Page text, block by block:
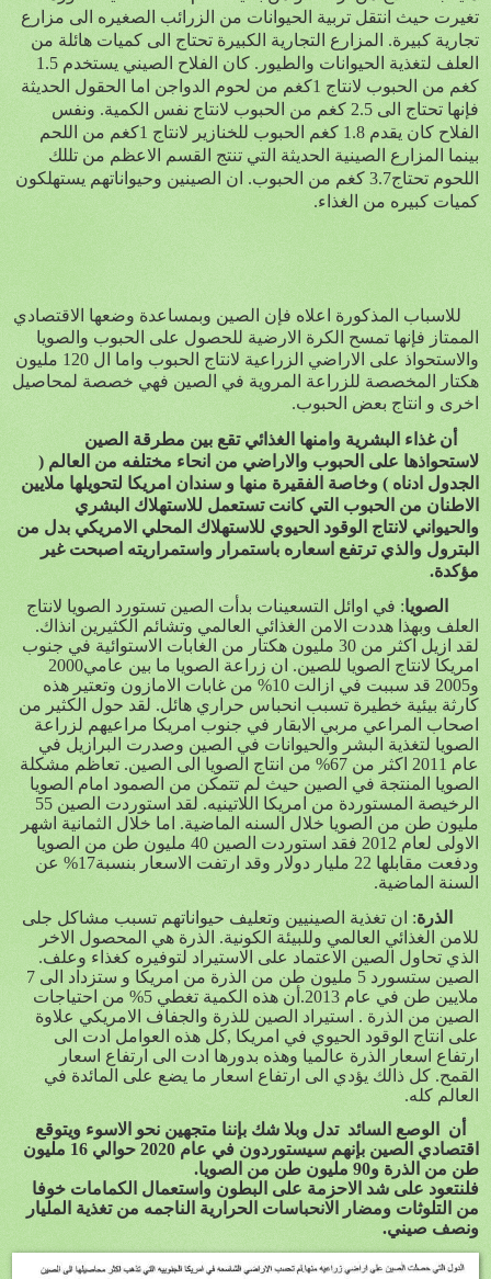
تغيرت حيث انتقل تربية الحيوانات من الزرائب الصغيره الى مزارع
تجارية كبيرة. المزارع التجارية الكبيرة تحتاج الى كميات هائلة من
العلف لتغذية الحيوانات والطيور. كان الفلاح الصيني يستخدم 1.5
كغم من الحبوب لانتاج 1كغم من لحوم الدواجن اما الحقول الحديثة
فإنها تحتاج الى 2.5 كغم من الحبوب لانتاج نفس الكمية. ونفس
الفلاح كان يقدم 1.8 كغم الحبوب للخنازير لانتاج 1كغم من اللحم
بينما المزارع الصينية الحديثة التي تنتج القسم الاعظم من تللك
اللحوم تحتاج3.7 كغم من الحبوب. ان الصينين وحيواناتهم يستهلكون
كميات كبيره من الغذاء.
للاسباب المذكورة اعلاه فإن الصين وبمساعدة وضعها الاقتصادي
الممتاز فإنها تمسح الكرة الارضية للحصول على الحبوب والصويا
والاستحواذ على الاراضي الزراعية لانتاج الحبوب واما ال 120 مليون
هكتار المخصصة للزراعة المروية في الصين فهي خصصة لمحاصيل
اخرى و انتاج بعض الحبوب.
أن غذاء البشرية وامنها الغذائي تقع بين مطرقة الصين
لاستحواذها على الحبوب والاراضي من انحاء مختلفه من العالم (
الجدول ادناه ) وخاصة الفقيرة منها و سندان امريكا لتحويلها ملايين
الاطنان من الحبوب التي كانت تستعمل للاستهلاك البشري
والحيواني لانتاج الوقود الحيوي للاستهلاك المحلي الامريكي بدل من
البترول والذي ترتفع اسعاره باستمرار واستمراريته اصبحت غير
مؤكدة.
الصويا: في اوائل التسعينات بدأت الصين تستورد الصويا لانتاج
العلف وبهذا هددت الامن الغذائي العالمي وتشائم الكثيرين انذاك.
لقد ازيل اكثر من 30 مليون هكتار من الغابات الاستوائية في جنوب
امريكا لانتاج الصويا للصين. ان زراعة الصويا ما بين عامي2000
و2005 قد سببت في ازالت 10% من غابات الامازون وتعتير هذه
كارثة بيئية خطيرة تسبب انحباس حراري هائل. لقد حول الكثير من
اصحاب المراعي مربي الابقار في جنوب امريكا مراعيهم لزراعة
الصويا لتغذية البشر والحيوانات في الصين وصدرت البرازيل في
عام 2011 اكثر من 67% من انتاج الصويا الى الصين. تعاظم مشكلة
الصويا المنتجة في الصين حيث لم تتمكن من الصمود امام الصويا
الرخيصة المستوردة من امريكا اللاتينيه. لقد استوردت الصين 55
مليون طن من الصويا خلال السنه الماضية. اما خلال الثمانية اشهر
الاولى لعام 2012 فقد استوردت الصين 40 مليون طن من الصويا
ودفعت مقابلها 22 مليار دولار وقد ارتفت الاسعار بنسبة17% عن
السنة الماضية.
الذرة: ان تغذية الصينيين وتعليف حيواناتهم تسبب مشاكل جلى
للامن الغذائي العالمي وللبيئة الكونية. الذرة هي المحصول الاخر
الذي تحاول الصين الاعتماد على الاستيراد لتوفيره كغذاء وعلف.
الصين ستسورد 5 مليون طن من الذرة من امريكا و ستزداد الى 7
ملايين طن في عام 2013.أن هذه الكمية تغطي 5% من احتياجات
الصين من الذرة . استيراد الصين للذرة والجفاف الامريكي علاوة
على انتاج الوقود الحيوي في امريكا ,كل هذه العوامل ادت الى
ارتفاع اسعار الذرة عالميا وهذه بدورها ادت الى ارتفاع اسعار
القمح. كل ذالك يؤدي الى ارتفاع اسعار ما يضع على المائدة في
العالم كله.
أن
الوصع السائد تدل وبلا شك بإننا متجهين نحو الاسوء ويتوقع
اقتصادي الصين بإنهم سيستوردون في عام 2020 حوالي 16 مليون
طن من الذرة و90 مليون طن من الصويا.
فلنتعود على شد الاحزمة على البطون واستعمال الكمامات خوفا
من التلوثات ومضار الانحباسات الحرارية الناجمه من تغذية المليار
ونصف صيني.